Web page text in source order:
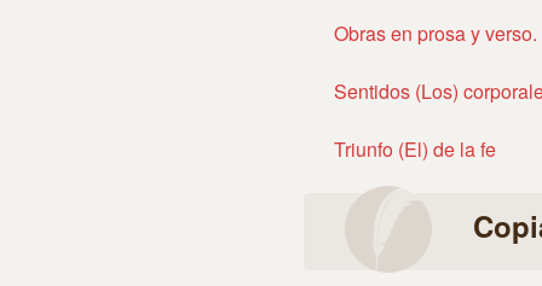
Obras en prosa y
Sentidos (Los)
Triunfo (El) de la fe